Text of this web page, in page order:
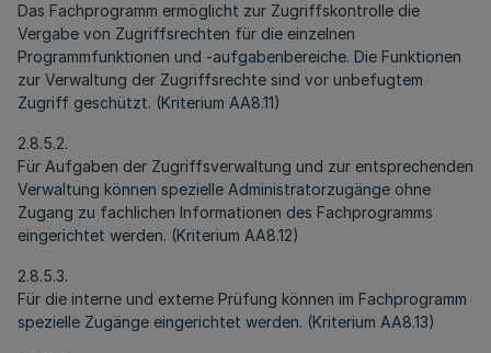
Das Fachprogramm ermöglicht zur Zugriffskontrolle die
Vergabe von Zugriffsrechten für die einzelnen
Programmfunktionen und -aufgabenbereiche. Die Funktionen
zur Verwaltung der Zugriffsrechte sind vor unbefugtem
Zugriff geschützt. (Kriterium AA8.11)
2.8.5.2.
Für Aufgaben der Zugriffsverwaltung und zur entsprechenden
Verwaltung können spezielle Administratorzugänge ohne
Zugang zu fachlichen Informationen des Fachprogramms
eingerichtet werden. (Kriterium AA8.12)
2.8.5.3.
Für die interne und externe Prüfung können im Fachprogramm
spezielle Zugänge eingerichtet werden. (Kriterium AA8.13)